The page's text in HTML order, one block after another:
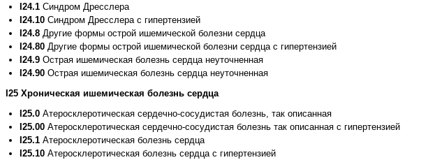
I24.1 Синдром Дресслера
I24.10 Синдром Дресслера с гипертензией
I24.8 Другие формы острой ишемической болезни сердца
I24.80 Другие формы острой ишемической болезни сердца с гипертензией
I24.9 Острая ишемическая болезнь сердца неуточненная
I24.90 Острая ишемическая болезнь сердца неуточненная
I25 Хроническая ишемическая болезнь сердца
I25.0 Атеросклеротическая сердечно-сосудистая болезнь, так описанная
I25.00 Атеросклеротическая сердечно-сосудистая болезнь так описанная с гипертензией
I25.1 Атеросклеротическая болезнь сердца
I25.10 Атеросклеротическая болезнь сердца с гипертензией